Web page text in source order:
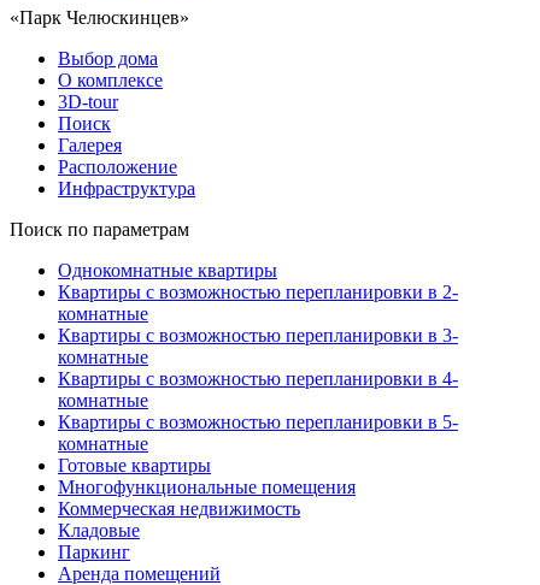
«Парк Челюскинцев»
Выбор дома
О комплексе
3D-tour
Поиск
Галерея
Расположение
Инфраструктура
Поиск по параметрам
Однокомнатные квартиры
Квартиры с возможностью перепланировки в 2-
комнатные
Квартиры с возможностью перепланировки в 3-
комнатные
Квартиры с возможностью перепланировки в 4-
комнатные
Квартиры с возможностью перепланировки в 5-
комнатные
Готовые квартиры
Многофункциональные помещения
Коммерческая недвижимость
Кладовые
Паркинг
Аренда помещений